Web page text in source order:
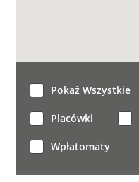
Pokaż Wszystkie
Placówki
Wpłatomaty